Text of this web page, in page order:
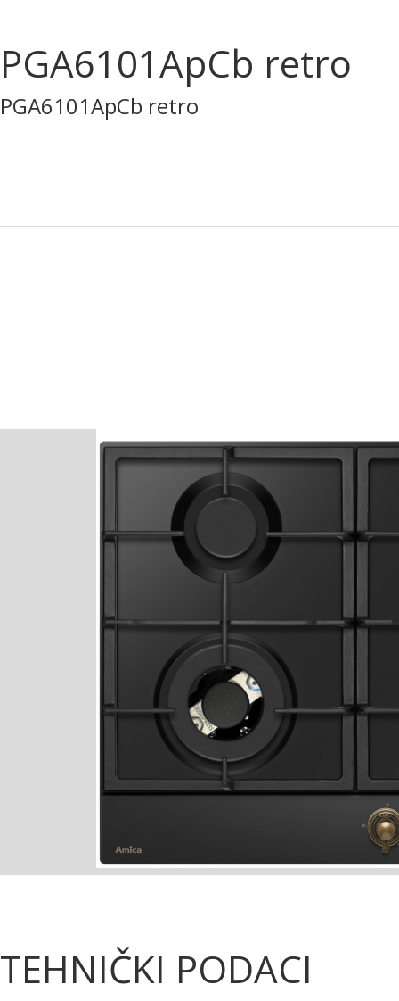
PGA6101ApCb retro
PGA6101ApCb retro
TEHNIČKI PODACI